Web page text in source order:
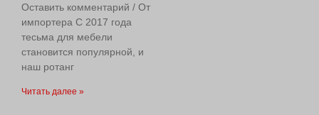
Оставить комментарий / От
импортера С 2017 года
тесьма для мебели
становится популярной, и
наш ротанг
Читать далее »